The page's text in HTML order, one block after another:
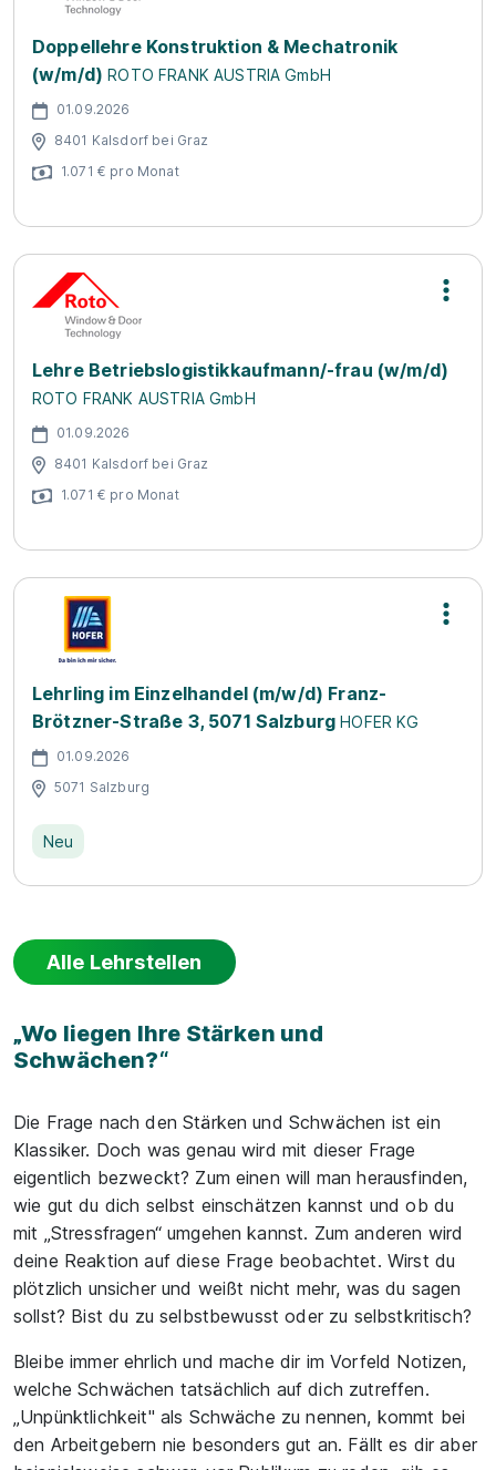
Doppellehre Konstruktion & Mechatronik
(w/m/d) ROTO FRANK AUSTRIA GmbH
01.09.2026
8401 Kalsdorf bei Graz
1.071 € pro Monat
Lehre Betriebslogistikkaufmann/-frau (w/m/d)
ROTO FRANK AUSTRIA GmbH
01.09.2026
8401 Kalsdorf bei Graz
1.071 € pro Monat
Lehrling im Einzelhandel (m/w/d) Franz-
Brötzner-Straße 3, 5071 Salzburg HOFER KG
01.09.2026
5071 Salzburg
Neu
Alle Lehrstellen
„Wo liegen Ihre Stärken und
Schwächen?“
Die Frage nach den Stärken und Schwächen ist ein
Klassiker. Doch was genau wird mit dieser Frage
eigentlich bezweckt? Zum einen will man herausfinden,
wie gut du dich selbst einschätzen kannst und ob du
mit „Stressfragen“ umgehen kannst. Zum anderen wird
deine Reaktion auf diese Frage beobachtet. Wirst du
plötzlich unsicher und weißt nicht mehr, was du sagen
sollst? Bist du zu selbstbewusst oder zu selbstkritisch?
Bleibe immer ehrlich und mache dir im Vorfeld Notizen,
welche Schwächen tatsächlich auf dich zutreffen.
„Unpünktlichkeit" als Schwäche zu nennen, kommt bei
den Arbeitgebern nie besonders gut an. Fällt es dir aber